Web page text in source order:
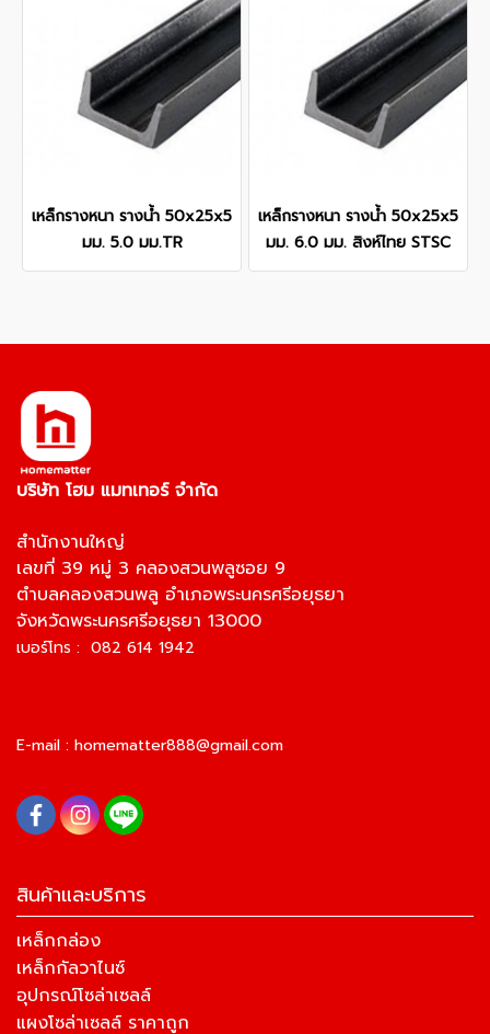
เหล็กรางหนา รางน้ำ 50x25x5
มม. 5.0 มม.TR
เหล็กรางหนา รางน้ำ 50x25x5
มม. 6.0 มม. สิงห์ไทย STSC
บริษัท โฮม แมทเทอร์ จำกัด
สำนักงานใหญ่
เลขที่ 39 หมู่ 3 คลองสวนพลูซอย 9
ตำบลคลองสวนพลู อำเภอพระนครศรีอยุธยา
จังหวัดพระนครศรีอยุธยา 13000
เบอร์โทร : 082 614 1942
E-mail : homematter888@gmail.com
สินค้าและบริการ
เหล็กกล่อง
เหล็กกัลวาไนซ์
อุปกรณ์โซล่าเซลล์
แผงโซล่าเซลล์ ราคาถูก